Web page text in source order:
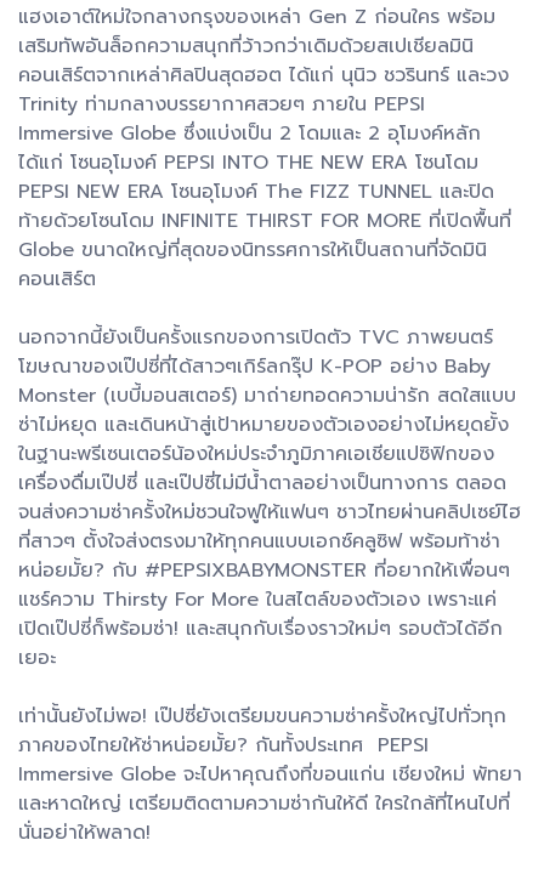
แฮงเอาต์ใหม่ใจกลางกรุงของเหล่า Gen Z ก่อนใคร พร้อม
เสริมทัพอันล็อกความสนุกที่ว้าวกว่าเดิมด้วยสเปเชียลมินิ
คอนเสิร์ตจากเหล่าศิลปินสุดฮอต ได้แก่ นุนิว ชวรินทร์ และวง
Trinity ท่ามกลางบรรยากาศสวยๆ ภายใน PEPSI
Immersive Globe ซึ่งแบ่งเป็น 2 โดมและ 2 อุโมงค์หลัก
ได้แก่ โซนอุโมงค์ PEPSI INTO THE NEW ERA โซนโดม
PEPSI NEW ERA โซนอุโมงค์ The FIZZ TUNNEL และปิด
ท้ายด้วยโซนโดม INFINITE THIRST FOR MORE ที่เปิดพื้นที่
Globe ขนาดใหญ่ที่สุดของนิทรรศการให้เป็นสถานที่จัดมินิ
คอนเสิร์ต
นอกจากนี้ยังเป็นครั้งแรกของการเปิดตัว TVC ภาพยนตร์
โฆษณาของเป๊ปซี่ที่ได้สาวๆเกิร์ลกรุ๊ป K-POP อย่าง Baby
Monster (เบบี้มอนสเตอร์) มาถ่ายทอดความน่ารัก สดใสแบบ
ซ่าไม่หยุด และเดินหน้าสู่เป้าหมายของตัวเองอย่างไม่หยุดยั้ง
ในฐานะพรีเซนเตอร์น้องใหม่ประจำภูมิภาคเอเชียแปซิฟิกของ
เครื่องดื่มเป๊ปซี่ และเป๊ปซี่ไม่มีน้ำตาลอย่างเป็นทางการ ตลอด
จนส่งความซ่าครั้งใหม่ชวนใจฟูให้แฟนๆ ชาวไทยผ่านคลิปเซย์ไฮ
ที่สาวๆ ตั้งใจส่งตรงมาให้ทุกคนแบบเอกซ์คลูซิฟ พร้อมท้าซ่า
หน่อยมั้ย? กับ #PEPSIXBABYMONSTER ที่อยากให้เพื่อนๆ
แชร์ความ Thirsty For More ในสไตล์ของตัวเอง เพราะแค่
เปิดเป๊ปซี่ก็พร้อมซ่า! และสนุกกับเรื่องราวใหม่ๆ รอบตัวได้อีก
เยอะ
เท่านั้นยังไม่พอ! เป๊ปซี่ยังเตรียมขนความซ่าครั้งใหญ่ไปทั่วทุก
ภาคของไทยให้ซ่าหน่อยมั้ย? กันทั้งประเทศ PEPSI
Immersive Globe จะไปหาคุณถึงที่ขอนแก่น เชียงใหม่ พัทยา
และหาดใหญ่ เตรียมติดตามความซ่ากันให้ดี ใครใกล้ที่ไหนไปที่
นั่นอย่าให้พลาด!